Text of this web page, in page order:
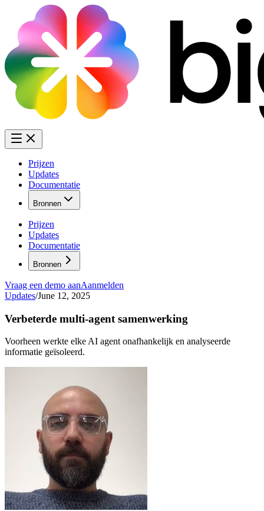
Prijzen
Updates
Documentatie
Bronnen
Prijzen
Updates
Documentatie
Bronnen
Vraag een demo aanAanmelden
Updates/June 12, 2025
Verbeterde multi-agent samenwerking
Voorheen werkte elke AI agent onafhankelijk en analyseerde
informatie geïsoleerd.